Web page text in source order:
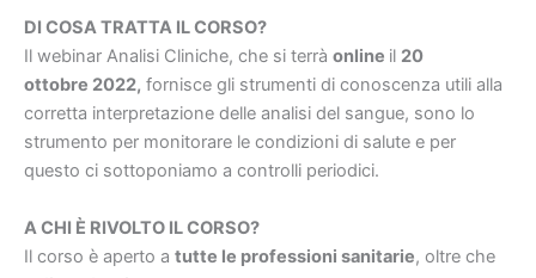
DI COSA TRATTA IL CORSO?
Il webinar Analisi Cliniche, che si terrà online il 20
ottobre 2022, fornisce gli strumenti di conoscenza utili alla
corretta interpretazione delle analisi del sangue, sono lo
strumento per monitorare le condizioni di salute e per
questo ci sottoponiamo a controlli periodici.
A CHI È RIVOLTO IL CORSO?
Il corso è aperto a tutte le professioni sanitarie, oltre che